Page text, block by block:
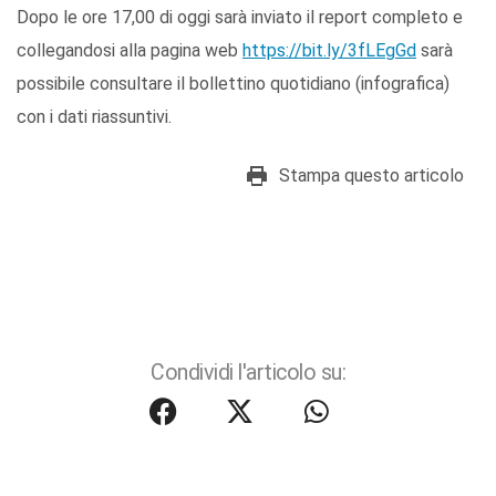
Dopo le ore 17,00 di oggi sarà inviato il report completo e
collegandosi alla pagina web https://bit.ly/3fLEgGd sarà
possibile consultare il bollettino quotidiano (infografica)
con i dati riassuntivi.
Stampa questo articolo
Condividi l'articolo su: